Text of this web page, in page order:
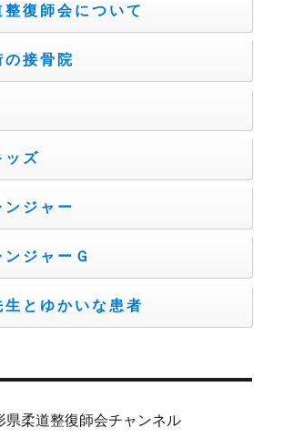
復師会について
の接骨院
ッズ
ンジャー
ジャーＧ
生とゆかいな患者
県柔道整復師会チャンネル